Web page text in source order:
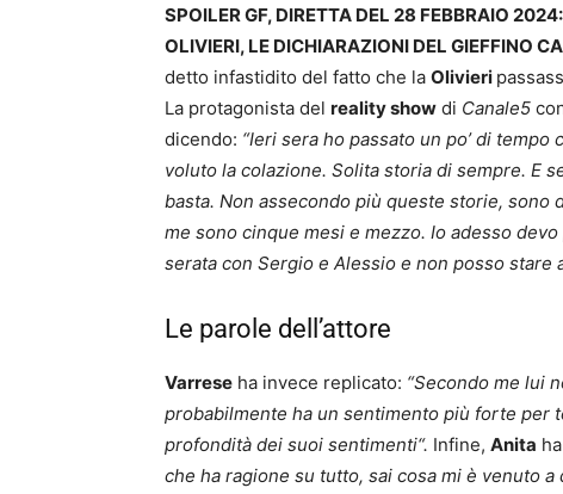
SPOILER GF, DIRETTA DEL 28 FEBBRAIO
OLIVIERI, LE DICHIARAZIONI DEL GIEFFINO
detto infastidito del fatto che la Olivieri
La protagonista del reality show di Canale5
dicendo: “Ieri sera ho passato un po’ di
voluto la colazione. Solita storia di sempre. E
basta. Non assecondo più queste storie, sono
me sono cinque mesi e mezzo. Io adesso
serata con Sergio e Alessio e non posso stare
Le parole dell’attore
Varrese ha invece replicato: “Secondo me lui
probabilmente ha un sentimento più forte per
profondità dei suoi sentimenti“. Infine, Anita
che ha ragione su tutto, sai cosa mi è venuto